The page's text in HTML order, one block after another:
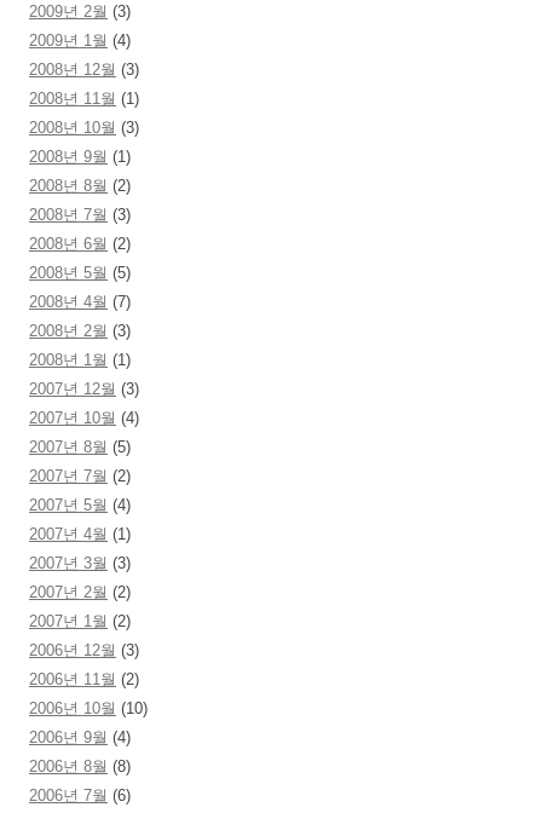
2009년 2월 (3)
2009년 1월 (4)
2008년 12월 (3)
2008년 11월 (1)
2008년 10월 (3)
2008년 9월 (1)
2008년 8월 (2)
2008년 7월 (3)
2008년 6월 (2)
2008년 5월 (5)
2008년 4월 (7)
2008년 2월 (3)
2008년 1월 (1)
2007년 12월 (3)
2007년 10월 (4)
2007년 8월 (5)
2007년 7월 (2)
2007년 5월 (4)
2007년 4월 (1)
2007년 3월 (3)
2007년 2월 (2)
2007년 1월 (2)
2006년 12월 (3)
2006년 11월 (2)
2006년 10월 (10)
2006년 9월 (4)
2006년 8월 (8)
2006년 7월 (6)